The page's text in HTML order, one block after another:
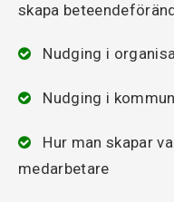
skapa
Nudging i
Nudging i
Hur man skapar
medarbetare